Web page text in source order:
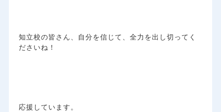
知立校の皆さん、自分を信じて、全力を出し切ってく
ださいね！
応援しています。